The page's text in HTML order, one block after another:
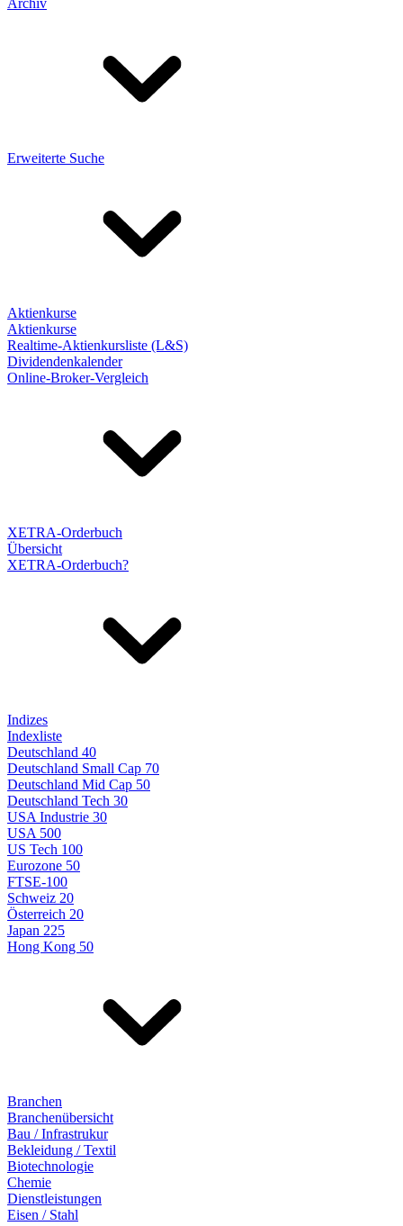
Archiv
Erweiterte Suche
Aktienkurse
Aktienkurse
Realtime-Aktienkursliste (L&S)
Dividendenkalender
Online-Broker-Vergleich
XETRA-Orderbuch
Übersicht
XETRA-Orderbuch?
Indizes
Indexliste
Deutschland 40
Deutschland Small Cap 70
Deutschland Mid Cap 50
Deutschland Tech 30
USA Industrie 30
USA 500
US Tech 100
Eurozone 50
FTSE-100
Schweiz 20
Österreich 20
Japan 225
Hong Kong 50
Branchen
Branchenübersicht
Bau / Infrastrukur
Bekleidung / Textil
Biotechnologie
Chemie
Dienstleistungen
Eisen / Stahl